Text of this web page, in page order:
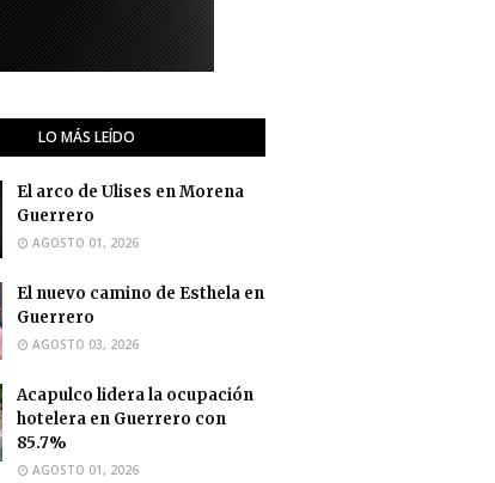
LO MÁS LEÍDO
El arco de Ulises en Morena
Guerrero
AGOSTO 01, 2026
El nuevo camino de Esthela en
Guerrero
AGOSTO 03, 2026
Acapulco lidera la ocupación
hotelera en Guerrero con
85.7%
AGOSTO 01, 2026